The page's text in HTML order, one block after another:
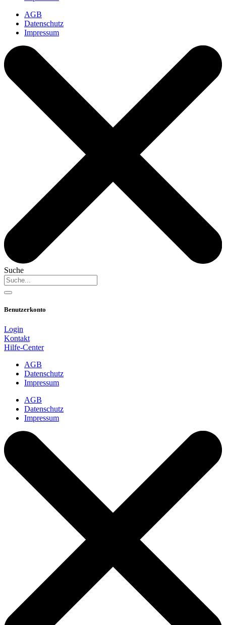
AGB
Datenschutz
Impressum
Suche
Benutzerkonto
Login
Kontakt
Hilfe-Center
AGB
Datenschutz
Impressum
AGB
Datenschutz
Impressum